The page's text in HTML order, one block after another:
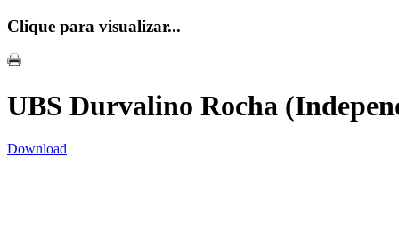
Clique para visualizar...
UBS Durvalino Rocha
Download